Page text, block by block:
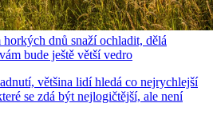
dnů snaží ochladit, dělá
bude ještě větší vedro
většina lidí hledá co nejrychlejší
se zdá být nejlogičtější, ale není